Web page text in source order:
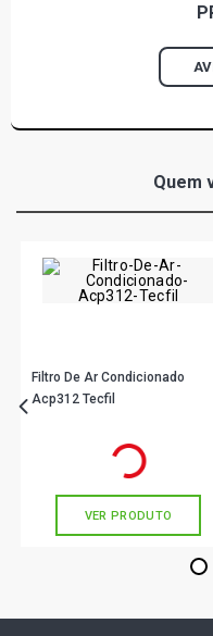
Quem
Filtro De Ar Condicionado
Acp312 Tecfil
em até 1x de
VER PRODUTO
1